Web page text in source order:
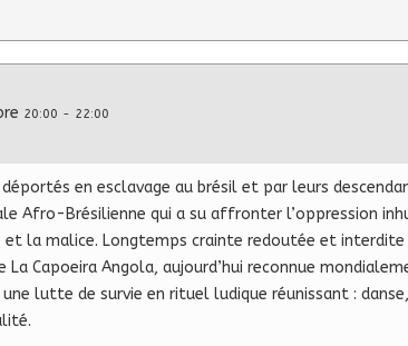
20:00 - 22:00
en esclavage au brésil et par leurs
Afro-Brésilienne qui a su affronter l’oppression
la malice. Longtemps crainte redoutée et interdite
Capoeira Angola, aujourd’hui reconnue
lutte de survie en rituel ludique réunissant :